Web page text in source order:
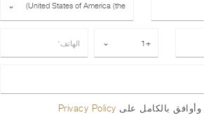
United States of America (the)
⌄
+1
⌄
وأوافق بالكامل على Privacy Policy